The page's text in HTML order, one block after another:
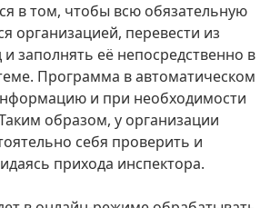
в том, чтобы всю обязательную
организацией, перевести из
заполнять её непосредственно в
Программа в автоматическом
и при необходимости
образом, у организации
себя проверить и
прихода инспектора.